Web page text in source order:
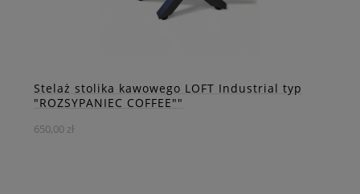
Stelaż stolika kawowego LOFT Industrial typ
"ROZSYPANIEC COFFEE""
650,00 zł